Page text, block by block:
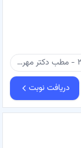
کرمان - انتهای خیابان شفا - ساختمان شفا - طبقه ۳ - مطب دکتر مهرو حیات بخش
دریافت نوبت